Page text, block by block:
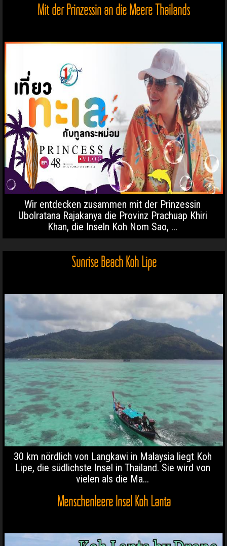
Mit der Prinzessin an die Meere Thailands
Wir entdecken zusammen mit der Prinzessin
Ubolratana Rajakanya die Provinz Prachuap Khiri
Khan, die Inseln Koh Nom Sao, ...
Sunrise Beach Koh Lipe
30 km nördlich von Langkawi in Malaysia liegt Koh
Lipe, die südlichste Insel in Thailand. Sie wird von
vielen als die Ma...
Menschenleere Insel Koh Lanta